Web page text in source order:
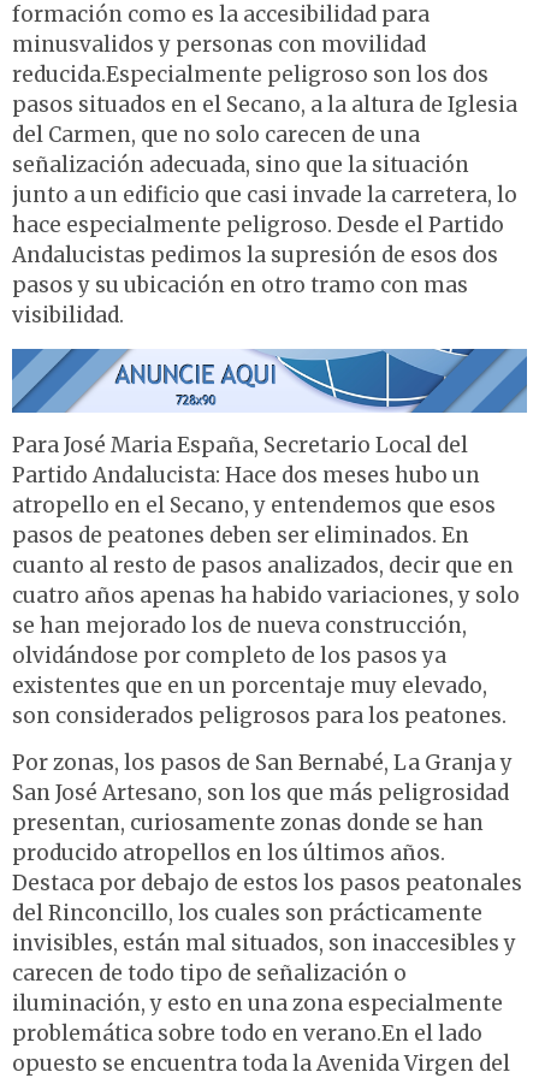
formación como es la accesibilidad para
minusvalidos y personas con movilidad
reducida.Especialmente peligroso son los dos
pasos situados en el Secano, a la altura de Iglesia
del Carmen, que no solo carecen de una
señalización adecuada, sino que la situación
junto a un edificio que casi invade la carretera, lo
hace especialmente peligroso. Desde el Partido
Andalucistas pedimos la supresión de esos dos
pasos y su ubicación en otro tramo con mas
visibilidad.
Para José Maria España, Secretario Local del
Partido Andalucista: Hace dos meses hubo un
atropello en el Secano, y entendemos que esos
pasos de peatones deben ser eliminados. En
cuanto al resto de pasos analizados, decir que en
cuatro años apenas ha habido variaciones, y solo
se han mejorado los de nueva construcción,
olvidándose por completo de los pasos ya
existentes que en un porcentaje muy elevado,
son considerados peligrosos para los peatones.
Por zonas, los pasos de San Bernabé, La Granja y
San José Artesano, son los que más peligrosidad
presentan, curiosamente zonas donde se han
producido atropellos en los últimos años.
Destaca por debajo de estos los pasos peatonales
del Rinconcillo, los cuales son prácticamente
invisibles, están mal situados, son inaccesibles y
carecen de todo tipo de señalización o
iluminación, y esto en una zona especialmente
problemática sobre todo en verano.En el lado
opuesto se encuentra toda la Avenida Virgen del